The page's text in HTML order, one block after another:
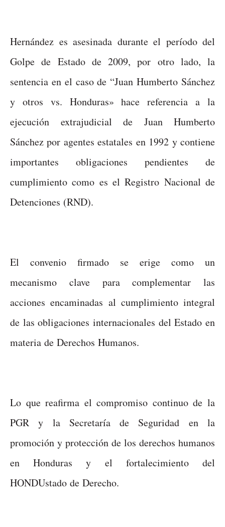
Hernández es asesinada durante el período del
Golpe de Estado de 2009, por otro lado, la
sentencia en el caso de “Juan Humberto Sánchez
y otros vs. Honduras» hace referencia a la
ejecución extrajudicial de Juan Humberto
Sánchez por agentes estatales en 1992 y contiene
importantes obligaciones pendientes de
cumplimiento como es el Registro Nacional de
Detenciones (RND).
El convenio firmado se erige como un
mecanismo clave para complementar las
acciones encaminadas al cumplimiento integral
de las obligaciones internacionales del Estado en
materia de Derechos Humanos.
Lo que reafirma el compromiso continuo de la
PGR y la Secretaría de Seguridad en la
promoción y protección de los derechos humanos
en Honduras y el fortalecimiento del
HONDUstado de Derecho.